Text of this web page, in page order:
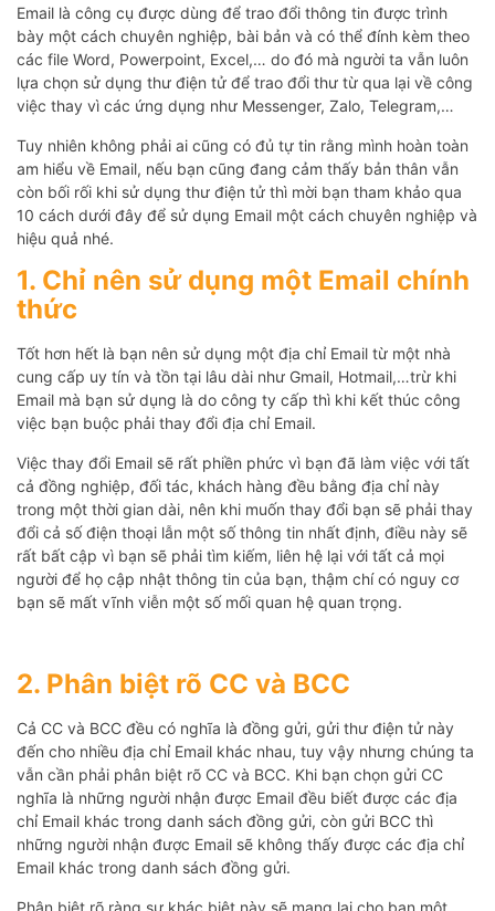
Email là công cụ được dùng để trao đổi thông tin được trình
bày một cách chuyên nghiệp, bài bản và có thể đính kèm theo
các file Word, Powerpoint, Excel,… do đó mà người ta vẫn luôn
lựa chọn sử dụng thư điện tử để trao đổi thư từ qua lại về công
việc thay vì các ứng dụng như Messenger, Zalo, Telegram,…
Tuy nhiên không phải ai cũng có đủ tự tin rằng mình hoàn toàn
am hiểu về Email, nếu bạn cũng đang cảm thấy bản thân vẫn
còn bối rối khi sử dụng thư điện tử thì mời bạn tham khảo qua
10 cách dưới đây để sử dụng Email một cách chuyên nghiệp và
hiệu quả nhé.
1. Chỉ nên sử dụng một Email chính
thức
Tốt hơn hết là bạn nên sử dụng một địa chỉ Email từ một nhà
cung cấp uy tín và tồn tại lâu dài như Gmail, Hotmail,…trừ khi
Email mà bạn sử dụng là do công ty cấp thì khi kết thúc công
việc bạn buộc phải thay đổi địa chỉ Email.
Việc thay đổi Email sẽ rất phiền phức vì bạn đã làm việc với tất
cả đồng nghiệp, đối tác, khách hàng đều bằng địa chỉ này
trong một thời gian dài, nên khi muốn thay đổi bạn sẽ phải thay
đổi cả số điện thoại lẫn một số thông tin nhất định, điều này sẽ
rất bất cập vì bạn sẽ phải tìm kiếm, liên hệ lại với tất cả mọi
người để họ cập nhật thông tin của bạn, thậm chí có nguy cơ
bạn sẽ mất vĩnh viễn một số mối quan hệ quan trọng.
2. Phân biệt rõ CC và BCC
Cả CC và BCC đều có nghĩa là đồng gửi, gửi thư điện tử này
đến cho nhiều địa chỉ Email khác nhau, tuy vậy nhưng chúng ta
vẫn cần phải phân biệt rõ CC và BCC. Khi bạn chọn gửi CC
nghĩa là những người nhận được Email đều biết được các địa
chỉ Email khác trong danh sách đồng gửi, còn gửi BCC thì
những người nhận được Email sẽ không thấy được các địa chỉ
Email khác trong danh sách đồng gửi.